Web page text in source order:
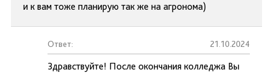
и к вам тоже планирую так же на агронома)
Ответ: 21.10.2024
Здравствуйте! После окончания колледжа Вы